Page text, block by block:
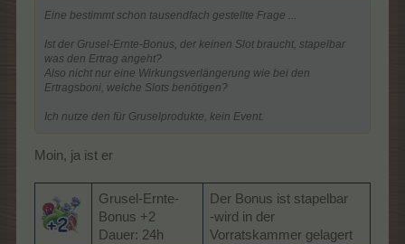
Eine bestimmt schon tausendfach gestellte Frage ...
Ist der Grusel-Ernte-Bonus, der keinen Slot braucht, stapelbar
was den Ertrag angeht?
Also nicht nur eine Wirkungsverlängerung wie bei den
Ertragsboni, welche Slots benötigen?
Ich nutze den für Gruselprodukte, kein Event.
Moin, ja ist er
Grusel-Ernte-
Bonus +2
Dauer: 24h
Der Bonus ist stapelbar
-wird in der
Vorratskammer gelagert